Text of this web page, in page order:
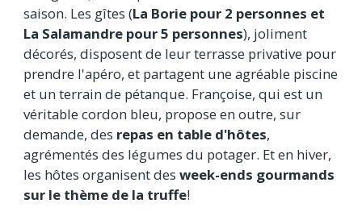
saison. Les gîtes (La Borie pour 2 personnes et
La Salamandre pour 5 personnes), joliment
décorés, disposent de leur terrasse privative pour
prendre l'apéro, et partagent une agréable piscine
et un terrain de pétanque. Françoise, qui est un
véritable cordon bleu, propose en outre, sur
demande, des repas en table d'hôtes,
agrémentés des légumes du potager. Et en hiver,
les hôtes organisent des week-ends gourmands
sur le thème de la truffe!